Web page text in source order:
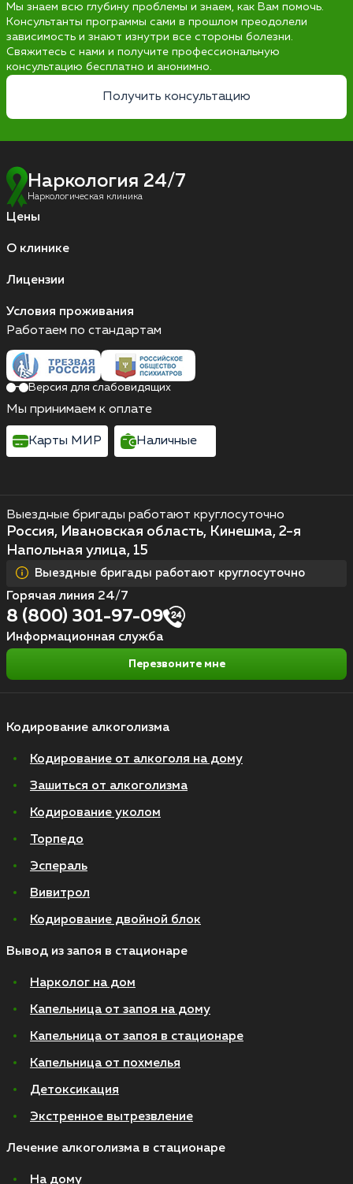
Мы знаем всю глубину проблемы и знаем, как Вам помочь.
Консультанты программы сами в прошлом преодолели
зависимость и знают изнутри все стороны болезни.
Свяжитесь с нами и получите профессиональную
консультацию бесплатно и анонимно.
Получить консультацию
Наркология 24/7
Наркологическая клиника
Цены
О клинике
Лицензии
Условия проживания
Кодирование алкоголизма
Кодирование от алкоголя на дому
Зашиться от алкоголизма
Кодирование уколом
Торпедо
Эспераль
Вивитрол
Кодирование двойной блок
Вывод из запоя в стационаре
Нарколог на дом
Капельница от запоя на дому
Капельница от запоя в стационаре
Капельница от похмелья
Детоксикация
Экстренное вытрезвление
Лечение алкоголизма в стационаре
На дому
Выездные бригады работают круглосуточно
Россия, Ивановская область, Кинешма, 2-я
Напольная улица, 15
Выездные бригады работают круглосуточно
Горячая линия 24/7
8 (800) 301-97-09
Информационная служба
Перезвоните мне
Работаем по стандартам
Версия для слабовидящих
Мы принимаем к оплате
Карты МИР Наличные